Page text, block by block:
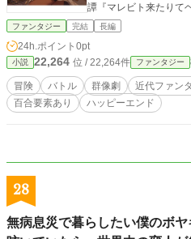
譚『マレビト来たりて
works/
ファンタジー 完結 長編
24h.ポイント 0pt
小説 22,264 位 / 22,264件 ファンタジー
冒険 バトル 群像劇 近代ファン
百合要素あり
ハッピーエンド
28
無病息災で暮らしたい僕のボ